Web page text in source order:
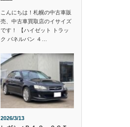
こんにちは！札幌の中古車販
売、中古車買取店のイサイズ
です！ 【ハイゼット トラッ
ク パネルバン ４…
2026/3/13